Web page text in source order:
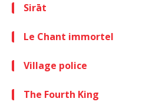
Sirāt
Le Chant immortel
Village police
The Fourth King